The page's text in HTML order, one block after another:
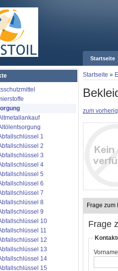
Startseite
Startseite »
zum
Frage zum
Frage
Vorname
1
2
3
4
5
6
7
8
9
10
11
12
13
14
15